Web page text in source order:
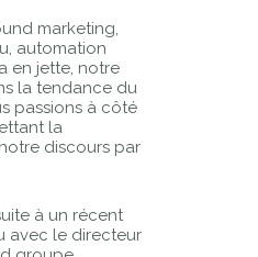
marketing,
automation
en jette, notre
la tendance du
passions à côté
la
discours par
à un récent
avec le directeur